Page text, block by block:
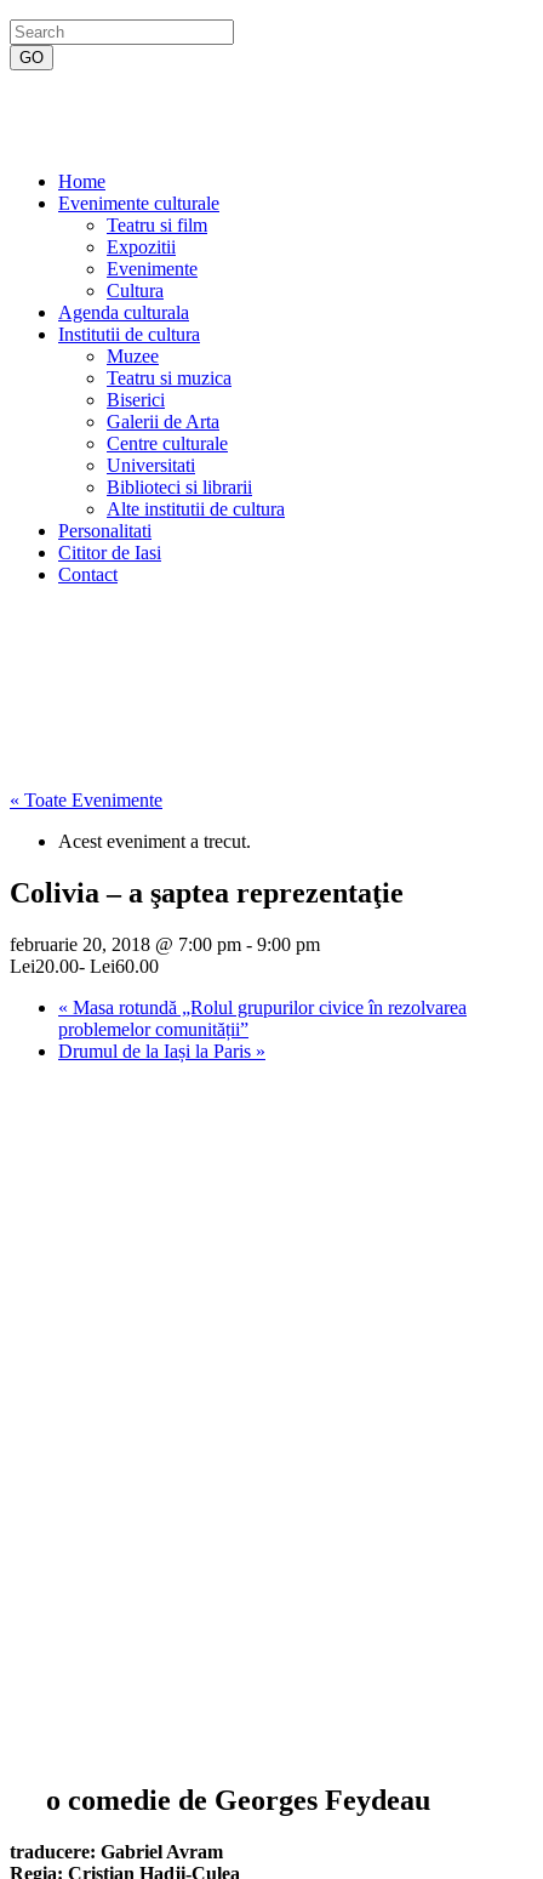
Home
Evenimente culturale
Teatru si film
Expozitii
Evenimente
Cultura
Agenda culturala
Institutii de cultura
Muzee
Teatru si muzica
Biserici
Galerii de Arta
Centre culturale
Universitati
Biblioteci si librarii
Alte institutii de cultura
Personalitati
Cititor de Iasi
Contact
« Toate Evenimente
Acest eveniment a trecut.
Colivia – a şaptea reprezentaţie
februarie 20, 2018 @ 7:00 pm - 9:00 pm
Lei20.00- Lei60.00
« Masa rotundă „Rolul grupurilor civice în rezolvarea
problemelor comunității”
Drumul de la Iași la Paris »
o comedie de Georges Feydeau
traducere: Gabriel Avram
Regia: Cristian Hadji-Culea